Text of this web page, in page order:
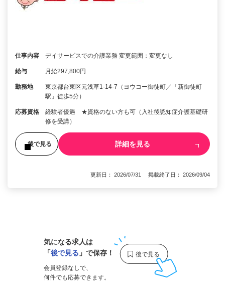
仕事内容 デイサービスでの介護業務 変更範囲：変更なし
給与 月給297,800円
勤務地
東京都台東区元浅草1-14-7（ヨウコー御徒町／「新御徒町
駅」徒歩5分）
応募資格
経験者優遇 ★資格のない方も可（入社後認知症介護基礎研
修を受講）
後で見る 詳細を見る
更新日： 2026/07/31 掲載終了日： 2026/09/04
気になる求人は
「後で見る 」で保存！
会員登録なしで、
何件でも応募できます。